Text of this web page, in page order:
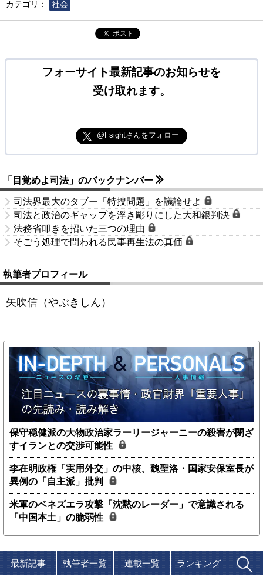
カテゴリ：
社会
ポスト
フォーサイト最新記事のお知らせを
受け取れます。
@Fsightさんをフォロー
「目覚めよ司法」のバックナンバー
司法界最大のタブー「特捜問題」を議論せよ
司法と政治のギャップを浮き彫りにした大和銀判決
法務省叩きを招いた三つの理由
そごう処理で問われる民事再生法の真価
執筆者プロフィール
矢吹信（やぶきしん）
保守穏健派の大物政治家ラーリージャーニーの殺害が閉ざ
すイランとの交渉可能性
李在明政権「実用外交」の中核、魏聖洛・国家安保室長が
異例の「自主派」批判
米軍のベネズエラ攻撃「沈黙のレーダー」で意識される
「中国本土」の脆弱性
最新記事 執筆者一覧 連載一覧 ランキング